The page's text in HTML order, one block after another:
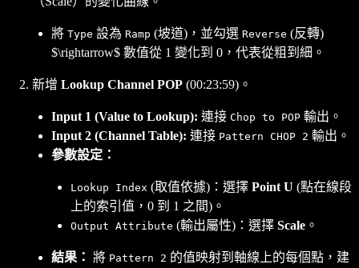
將 Type 設為 Ramp (坡道)，並勾選 Reverse (反轉)
$\rightarrow$ 數值從 1 變化到 0，代表從粗到細。
新增 Lookup Channel POP (00:23:59)。
Input 1 (Value to Lookup): 連接 Chop to POP 輸出。
Input 2 (Channel Table): 連接 Pattern CHOP 2 輸出。
參數設定：
Lookup Index (取值依據)：選擇 Point U (點在線段
上的索引值，0 到 1 之間)。
Output Attribute (輸出屬性)：選擇 Scale 。
結果： 將 Pattern 2 的值映射到軸線上的每個點，建